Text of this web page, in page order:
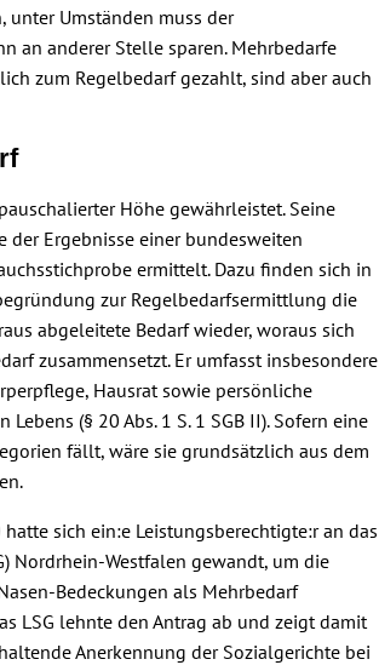
unter Umständen muss der
an anderer Stelle sparen. Mehrbedarfe
zum Regelbedarf gezahlt, sind aber auch
Höhe gewährleistet. Seine
der Ergebnisse einer bundesweiten
ermittelt. Dazu finden sich in
zur Regelbedarfsermittlung die
abgeleitete Bedarf wieder, woraus sich
zusammensetzt. Er umfasst insbesondere
Hausrat sowie persönliche
(§ 20 Abs. 1 S. 1 SGB II). Sofern eine
fällt, wäre sie grundsätzlich aus dem
sich ein:e Leistungsberechtigte:r an das
Nordrhein-Westfalen gewandt, um die
Bedeckungen als Mehrbedarf
LSG lehnte den Antrag ab und zeigt damit
Anerkennung der Sozialgerichte bei